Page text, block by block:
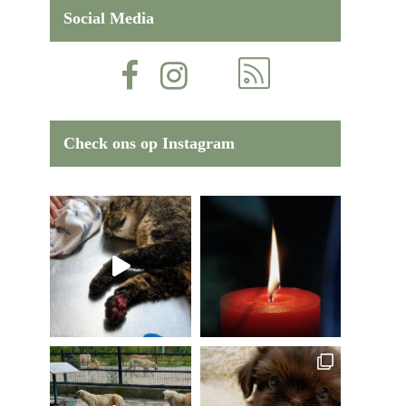
Social Media
Check ons op Instagram